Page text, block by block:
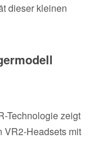
dieser kleinen
Technologie zeigt
VR2-Headsets mit